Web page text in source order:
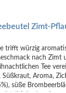
Zimt-
trifft würzig
nach Zimt
Tee
Süßkraut, Aroma,
süße